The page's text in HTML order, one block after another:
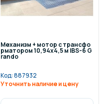
Механизм + мотор с трансфо
рматором 10,94х4,5 м IBS-6 G
rando
Код:887932
Уточнить наличие и цену